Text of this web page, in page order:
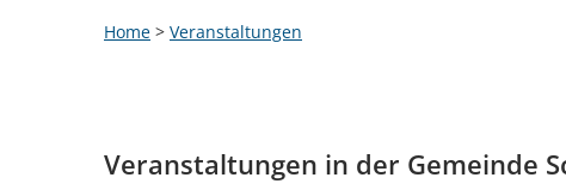
Home > Veranstaltungen
Veranstaltungen in der Gemeinde